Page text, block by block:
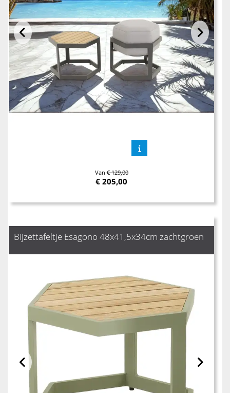
Van€ 129,00
€ 205,00
Bijzettafeltje Esagono 48x41,5x34cm zachtgroen